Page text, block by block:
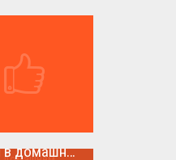
Наташа Королева снимается в домашнем